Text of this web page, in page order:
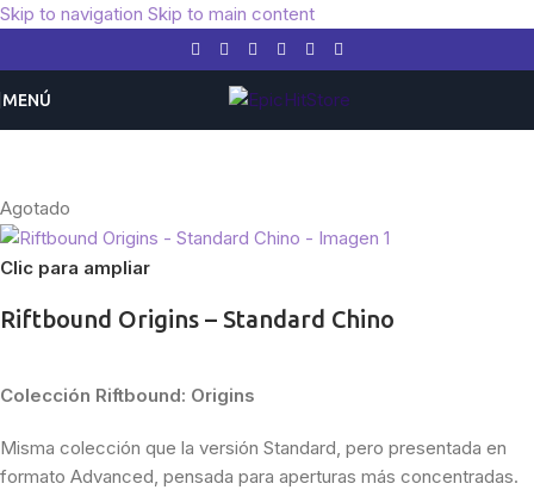
Skip to navigation Skip to main content
MENÚ
Agotado
Clic para ampliar
Riftbound Origins – Standard Chino
Colección Riftbound: Origins
Misma colección que la versión Standard, pero presentada en
formato Advanced, pensada para aperturas más concentradas.